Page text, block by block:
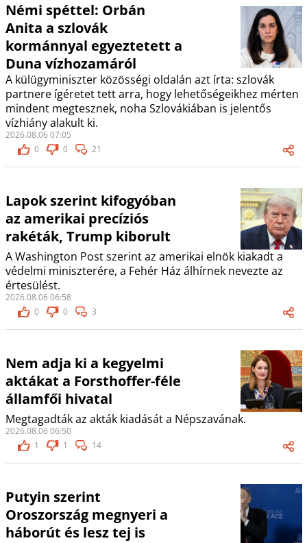
Némi spéttel: Orbán
Anita a szlovák
kormánnyal egyeztetett a
Duna vízhozamáról
A külügyminiszter közösségi oldalán azt írta: szlovák
partnere ígéretet tett arra, hogy lehetőségeikhez mérten
mindent megtesznek, noha Szlovákiában is jelentős
vízhiány alakult ki.
2026.08.06 07:05
0
0 21
Lapok szerint kifogyóban
az amerikai precíziós
rakéták, Trump kiborult
A Washington Post szerint az amerikai elnök kiakadt a
védelmi miniszterére, a Fehér Ház álhírnek nevezte az
értesülést.
2026.08.06 06:58
0
0 3
Nem adja ki a kegyelmi
aktákat a Forsthoffer-féle
államfői hivatal
Megtagadták az akták kiadását a Népszavának.
2026.08.06 06:50
1
1 14
Putyin szerint
Oroszország megnyeri a
háborút és lesz tej is